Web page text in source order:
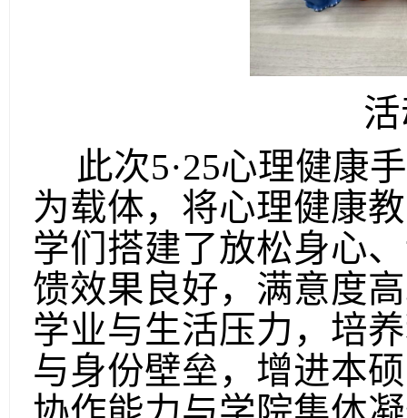
此次5·25心理健康
为载体，将心理健康
学们搭建了放松身心
馈效果良好，满意度
学业与生活压力，培
与身份壁垒，增进本